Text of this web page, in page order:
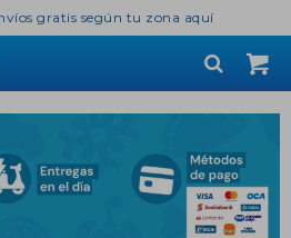
gratis según tu zona aquí